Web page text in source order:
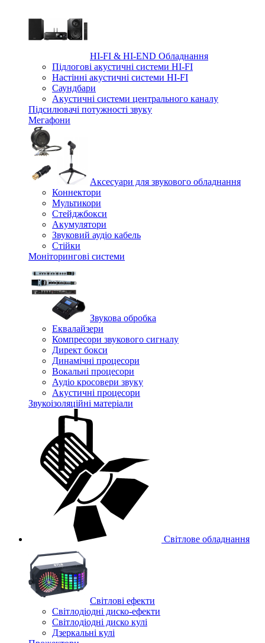
HI-FI & HI-END Обладнання
Підлогові акустичні системи HI-FI
Настінні акустичні системи HI-FI
Саундбари
Акустичні системи центрального каналу
Підсилювачі потужності звуку
Мегафони
Аксесуари для звукового обладнання
Коннектори
Мультикори
Стейджбокси
Акумулятори
Звуковий аудіо кабель
Стійки
Моніторингові системи
Звукова обробка
Еквалайзери
Компресори звукового сигналу
Директ бокси
Динамічні процесори
Вокальні процесори
Аудіо кросовери звуку
Акустичні процесори
Звукоізоляційні матеріали
Світлове обладнання
Cвітлові ефекти
Світлодіодні диско-ефекти
Світлодіодні диско кулі
Дзеркальні кулі